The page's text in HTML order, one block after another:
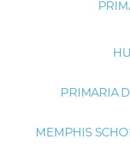
PRIMARIA
MEMPHIS